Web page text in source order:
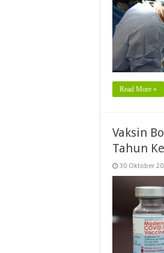
Read More »
Vaksin
Tahun
30 Oktober